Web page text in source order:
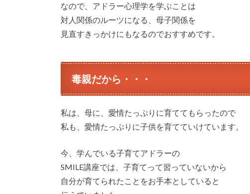
なので、アドラー心理学を学ぶことは
対人関係のルーツになる、母子関係を
見直すきっかけにもなるのでおすすめです。
毒親だから・・・
私は、母に、愛情たっぷりに育ててもらったので
私も、愛情たっぷりに子供を育てていけています。
今、学んでいる子育てアドラーの
SMILE講座では、子育てって習っていないから
自分が育てられたことをお手本としていると